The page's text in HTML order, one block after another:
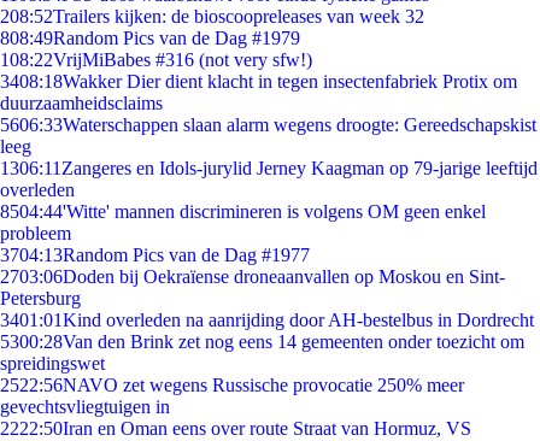
208:52Trailers kijken: de bioscoopreleases van week 32
808:49Random Pics van de Dag #1979
108:22VrijMiBabes #316 (not very sfw!)
3408:18Wakker Dier dient klacht in tegen insectenfabriek Protix om
duurzaamheidsclaims
5606:33Waterschappen slaan alarm wegens droogte: Gereedschapskist
leeg
1306:11 Zangeres en Idols-jurylid Jerney Kaagman op 79-jarige leeftijd
overleden
8504:44'Witte' mannen discrimineren is volgens OM geen enkel
probleem
3704:13Random Pics van de Dag #1977
2703:06Doden bij Oekraïense droneaanvallen op Moskou en Sint-
Petersburg
3401:01Kind overleden na aanrijding door AH-bestelbus in Dordrecht
5300:28Van den Brink zet nog eens 14 gemeenten onder toezicht om
spreidingswet
2522:56NAVO zet wegens Russische provocatie 250% meer
gevechtsvliegtuigen in
2222:50Iran en Oman eens over route Straat van Hormuz, VS